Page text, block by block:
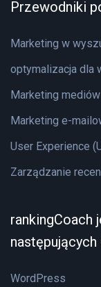
Przewodniki
Marketing w
optymalizacja dla
Marketing
Marketing e-
User Experience
Zarządzanie
rankingCoach
następujących
WordPress